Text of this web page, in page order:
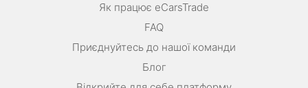
Як працює eCarsTrade
FAQ
Приєднуйтесь до нашої команди
Блог